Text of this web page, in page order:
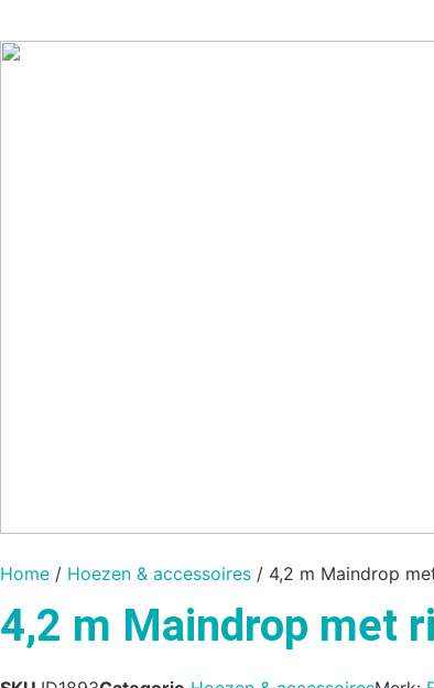
Home / Hoezen & accessoires / 4,2 m Maindrop
4,2 m Maindrop met